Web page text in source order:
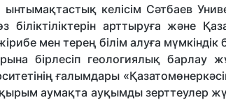
келісім Сәтбаев
арттыруға және
мен терең білім алуға мүмкіндік
бірлесіп геологиялық барлау
ғалымдары
аумақта ауқымды зерттеулер